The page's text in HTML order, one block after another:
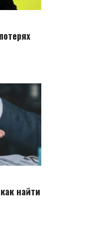
найти